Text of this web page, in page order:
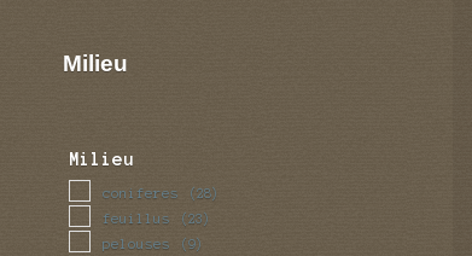
Milieu
Milieu
coniferes (28)
feuillus (23)
pelouses (9)